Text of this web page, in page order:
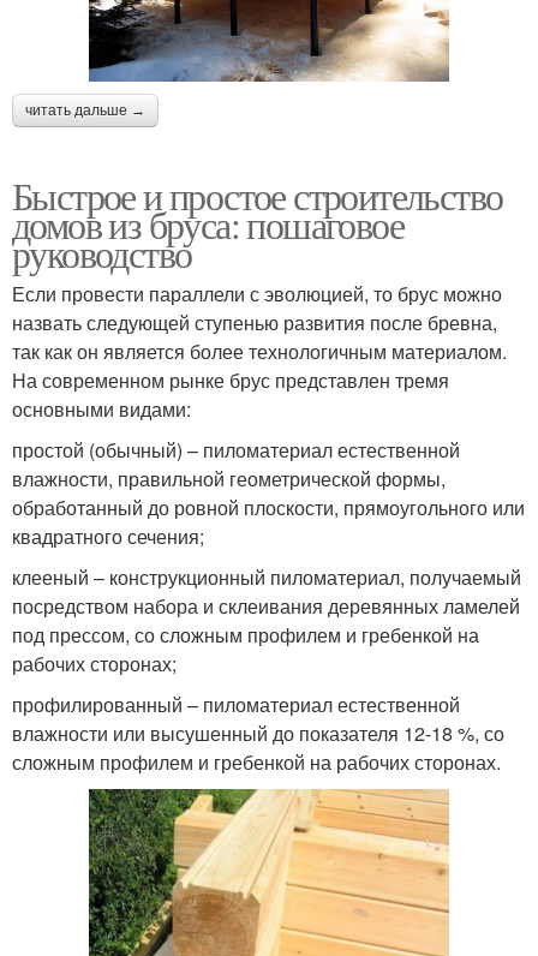
читать дальше →
Быстрое и простое строительство
домов из бруса: пошаговое
руководство
Если провести параллели с эволюцией, то брус можно
назвать следующей ступенью развития после бревна,
так как он является более технологичным материалом.
На современном рынке брус представлен тремя
основными видами:
простой (обычный) – пиломатериал естественной
влажности, правильной геометрической формы,
обработанный до ровной плоскости, прямоугольного или
квадратного сечения;
клееный – конструкционный пиломатериал, получаемый
посредством набора и склеивания деревянных ламелей
под прессом, со сложным профилем и гребенкой на
рабочих сторонах;
профилированный – пиломатериал естественной
влажности или высушенный до показателя 12-18 %, со
сложным профилем и гребенкой на рабочих сторонах.